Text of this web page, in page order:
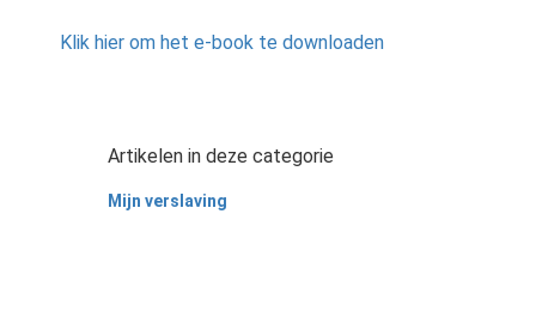
Klik hier om het e-book te downloaden
Artikelen in deze categorie
Mijn verslaving